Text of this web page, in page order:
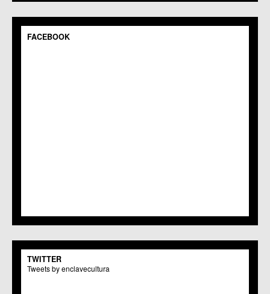
C.M. Gea y Truyols
C.C.S. La Paz
C.M. El Carmen
Centros Culturales
C.C. Puertas de Castilla
FACEBOOK
TWITTER
Tweets by enclavecultura